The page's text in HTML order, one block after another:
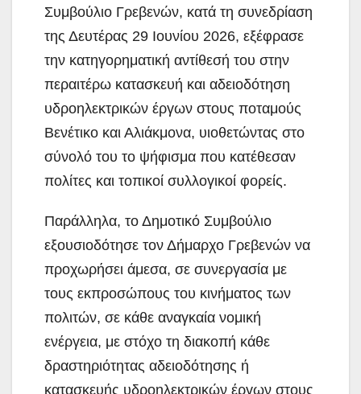
Συμβούλιο Γρεβενών, κατά τη συνεδρίαση
της Δευτέρας 29 Ιουνίου 2026, εξέφρασε
την κατηγορηματική αντίθεσή του στην
περαιτέρω κατασκευή και αδειοδότηση
υδροηλεκτρικών έργων στους ποταμούς
Βενέτικο και Αλιάκμονα, υιοθετώντας στο
σύνολό του το ψήφισμα που κατέθεσαν
πολίτες και τοπικοί συλλογικοί φορείς.
Παράλληλα, το Δημοτικό Συμβούλιο
εξουσιοδότησε τον Δήμαρχο Γρεβενών να
προχωρήσει άμεσα, σε συνεργασία με
τους εκπροσώπους του κινήματος των
πολιτών, σε κάθε αναγκαία νομική
ενέργεια, με στόχο τη διακοπή κάθε
δραστηριότητας αδειοδότησης ή
κατασκευής υδροηλεκτρικών έργων στους